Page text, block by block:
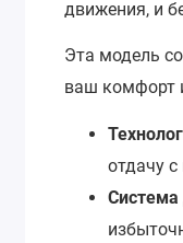
движения, и
Эта модель
ваш комфорт
отдачу
Система